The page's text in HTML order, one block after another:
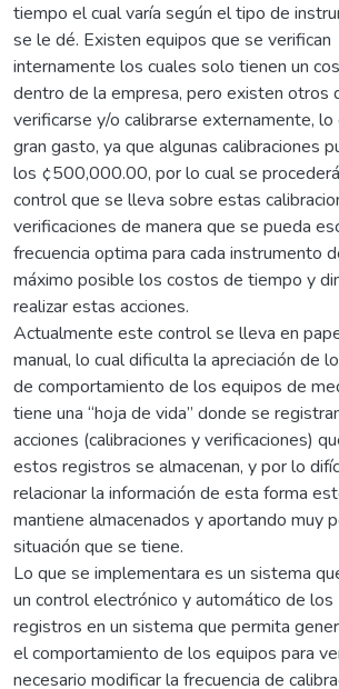
tiempo el cual varía según el tipo de
se le dé. Existen equipos que se verifican
internamente los cuales solo tienen un
dentro de la empresa, pero existen otros
verificarse y/o calibrarse externamente, lo
gran gasto, ya que algunas calibraciones
los ¢500,000.00, por lo cual se
control que se lleva sobre estas
verificaciones de manera que se pueda
frecuencia optima para cada instrumento
máximo posible los costos de tiempo y
realizar estas acciones.
Actualmente este control se lleva en
manual, lo cual dificulta la apreciación de
de comportamiento de los equipos de
tiene una “hoja de vida” donde se
acciones (calibraciones y verificaciones)
estos registros se almacenan, y por lo
relacionar la información de esta forma
mantiene almacenados y aportando muy
situación que se tiene.
Lo que se implementara es un sistema
un control electrónico y automático de los
registros en un sistema que permita
el comportamiento de los equipos para
necesario modificar la frecuencia de